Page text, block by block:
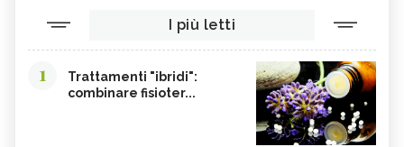
I più letti
1
Trattamenti "ibridi":
combinare fisioter...